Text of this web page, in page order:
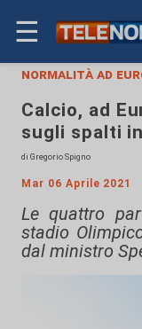
☰
normalità ad
Calcio, ad
sugli spalti
di Gregorio Spigno
Mar 06 Aprile 2021
Le quattro
stadio
dal ministro